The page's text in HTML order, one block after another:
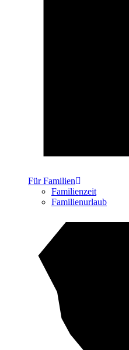
Für Familien
Familienzeit
Familienurlaub